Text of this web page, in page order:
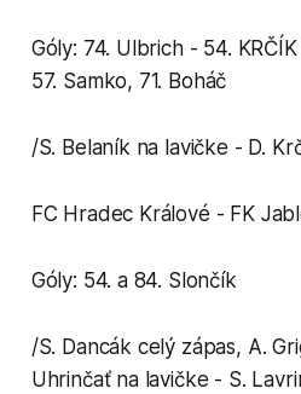
Góly: 74. Ulbrich - 54.
57. Samko, 71. Boháč
/S. Belaník na lavičke - D.
FC Hradec Králové - FK
Góly: 54. a 84. Slončík
/S. Dancák celý zápas, A.
Uhrinčať na lavičke - S.